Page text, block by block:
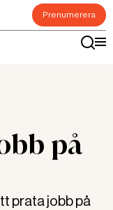
Prenumerera
på
prata jobb på